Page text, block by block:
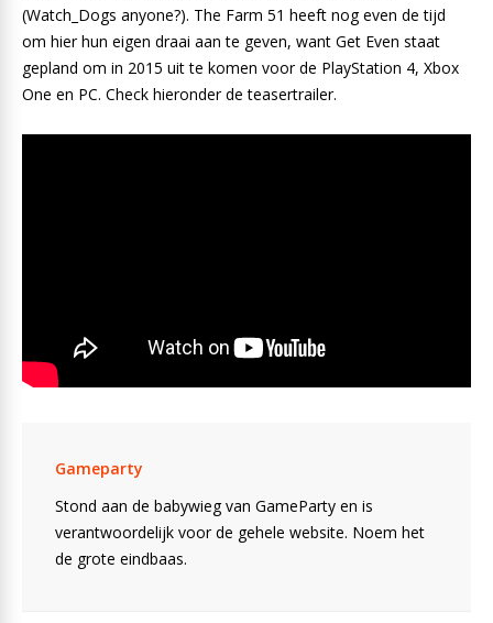
(Watch_Dogs anyone?). The Farm 51 heeft nog even de tijd
om hier hun eigen draai aan te geven, want Get Even staat
gepland om in 2015 uit te komen voor de PlayStation 4, Xbox
One en PC. Check hieronder de teasertrailer.
Gameparty
Stond aan de babywieg van GameParty en is
verantwoordelijk voor de gehele website. Noem het
de grote eindbaas.